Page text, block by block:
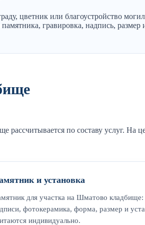
цветник или благоустройство
гравировка, надпись, размер
рассчитывается по составу услуг.
и установка
для участка на Шматово кладбище:
фотокерамика, форма, размер и
индивидуально.